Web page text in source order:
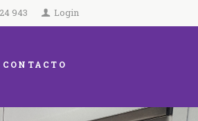
943 Login
CONTACTO